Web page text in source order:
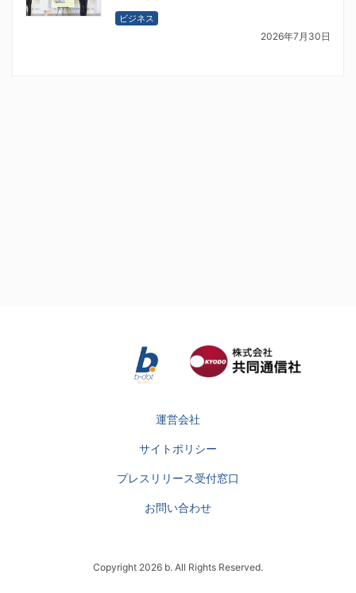
ビジネス
2026年7月30日
運営会社
サイトポリシー
プレスリリース受付窓口
お問い合わせ
Copyright 2026 b. All Rights Reserved.